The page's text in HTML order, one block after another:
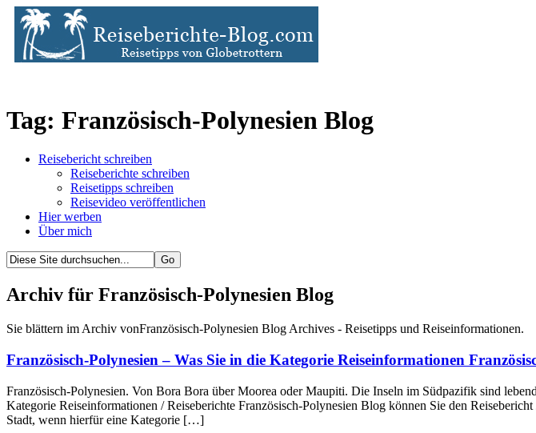
Tag: Französisch-Polynesien Blog
Reisebericht schreiben
Reiseberichte schreiben
Reisetipps schreiben
Reisevideo veröffentlichen
Hier werben
Über mich
Archiv für Französisch-Polynesien Blog
Sie blättern im Archiv vonFranzösisch-Polynesien Blog Archives - Reisetipps und Reiseinformationen.
Französisch-Polynesien – Was Sie in die Kategorie Reiseinformationen
Französisch-Polynesien. Von Bora Bora über Moorea oder Maupiti. Die Inseln im Südpazifik sind
Kategorie Reiseinformationen / Reiseberichte Französisch-Polynesien Blog können Sie den
Stadt, wenn hierfür eine Kategorie […]